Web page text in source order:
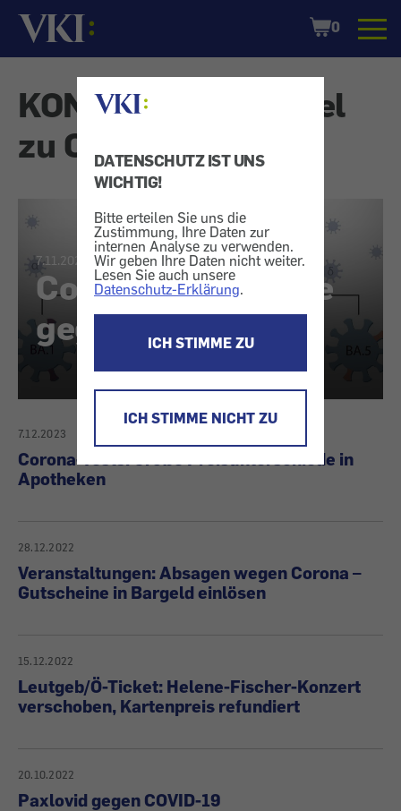
DATENSCHUTZ IST UNS
WICHTIG!
Bitte erteilen Sie uns die
Zustimmung, Ihre Daten zur
internen Analyse zu verwenden.
Wir geben Ihre Daten nicht weiter.
Lesen Sie auch unsere
Datenschutz-Erklärung.
ICH STIMME ZU
ICH STIMME NICHT ZU
Startseite
Shopping
Cart
0
KONSUMENT-Artikel
zu Corona
7.11.2022
Corona: Impfstoffe
gegen Omikron
7.12.2023
Corona-Tests: Große Preisunterschiede in
Apotheken
28.12.2022
Veranstaltungen: Absagen wegen Corona –
Gutscheine in Bargeld einlösen
15.12.2022
Leutgeb/Ö-Ticket: Helene-Fischer-Konzert
verschoben, Kartenpreis refundiert
20.10.2022
Paxlovid gegen COVID-19